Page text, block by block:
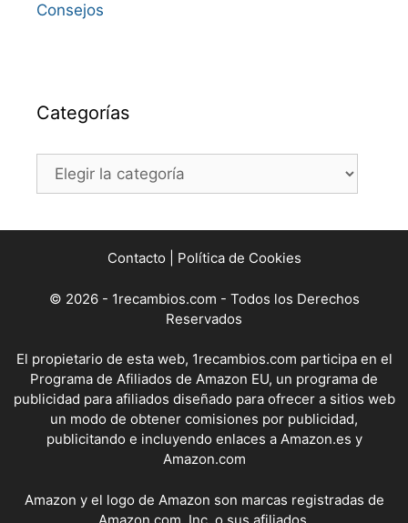
Consejos
Categorías
Categorías
Contacto Política de Cookies
© 2026 - 1recambios.com - Todos los Derechos
Reservados
El propietario de esta web, 1recambios.com participa en el
Programa de Afiliados de Amazon EU, un programa de
publicidad para afiliados diseñado para ofrecer a sitios web
un modo de obtener comisiones por publicidad,
publicitando e incluyendo enlaces a Amazon.es y
Amazon.com
Amazon y el logo de Amazon son marcas registradas de
Amazon.com, Inc. o sus afiliados.